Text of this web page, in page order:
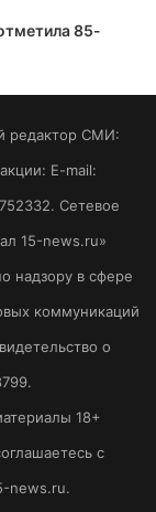
85-
редактор СМИ:
E-mail:
Сетевое
15-news.ru»
надзору в сфере
коммуникаций
о
18+
с
news.ru.